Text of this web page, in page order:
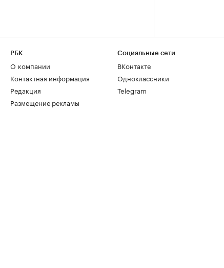
РБК
О компании
Контактная информация
Редакция
Размещение рекламы
Социальные сети
ВКонтакте
Одноклассники
Telegram